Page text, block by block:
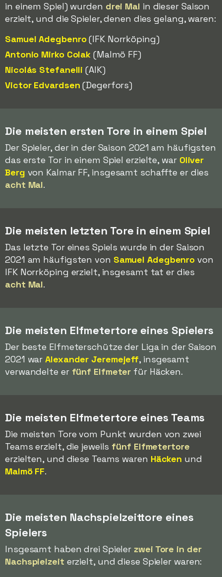
in einem Spiel) wurden drei Mal in dieser Saison
erzielt, und die Spieler, denen dies gelang, waren:
Samuel Adegbenro(IFK Norrköping)
Antonio Mirko Colak (Malmö FF)
Nicolás Stefanelli (AIK)
Victor Edvardsen (Degerfors)
Die meisten ersten Tore in einem Spiel
Der Spieler, der in der Saison 2021 am häufigsten
das erste Tor in einem Spiel erzielte, war Oliver
Berg von Kalmar FF, insgesamt schaffte er dies
acht Mal.
Die meisten letzten Tore in einem Spiel
Das letzte Tor eines Spiels wurde in der Saison
2021 am häufigsten von Samuel Adegbenro von
IFK Norrköping erzielt, insgesamt tat er dies
acht Mal.
Die meisten Elfmetertore eines Spielers
Der beste Elfmeterschütze der Liga in der Saison
2021 warAlexander Jeremejeff, insgesamt
verwandelte er fünf Elfmeter für Häcken.
Die meisten Elfmetertore eines Teams
Die meisten Tore vom Punkt wurden von zwei
Teams erzielt, die jeweils fünf Elfmetertore
erzielten, und diese Teams waren Häcken und
Malmö FF.
Die meisten Nachspielzeittore eines
Spielers
Insgesamt haben drei Spieler zwei Tore in der
Nachspielzeit erzielt, und diese Spieler waren: